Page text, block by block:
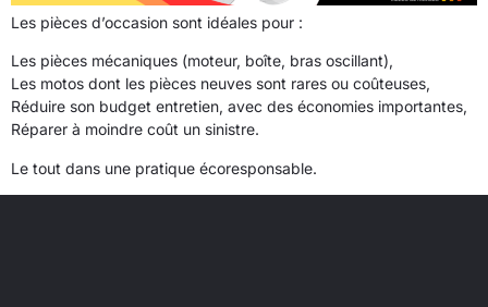
Les pièces d’occasion sont idéales pour :
Les pièces mécaniques (moteur, boîte, bras oscillant),
Les motos dont les pièces neuves sont rares ou coûteuses,
Réduire son budget entretien, avec des économies importantes,
Réparer à moindre coût un sinistre.
Le tout dans une pratique écoresponsable.